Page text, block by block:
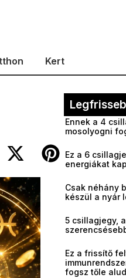
Kert
Ennek a 4
mosolyogni
Ez a 6
energiákat
Csak néhány
készül a nyár
5 csillagjegy,
Ez a frissítő
fogsz tőle